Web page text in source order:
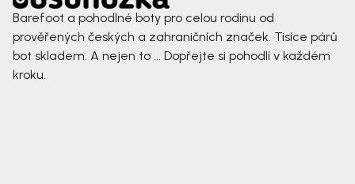
Barefoot a pohodlné boty pro celou rodinu od
prověřených českých a zahraničních značek. Tisíce párů
bot skladem. A nejen to ... Dopřejte si pohodlí v každém
kroku.